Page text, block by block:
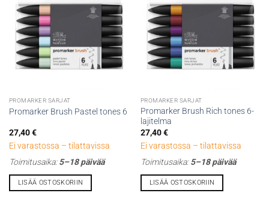
PROMARKER SARJAT
Promarker Brush Pastel tones 6
27,40€
Ei varastossa – tilattavissa
Toimitusaika:5–18 päivää
LISÄÄ OSTOSKORIIN
PROMARKER SARJAT
Promarker Brush Rich tones 6-
lajitelma
27,40€
Ei varastossa – tilattavissa
Toimitusaika:5–18 päivää
LISÄÄ OSTOSKORIIN